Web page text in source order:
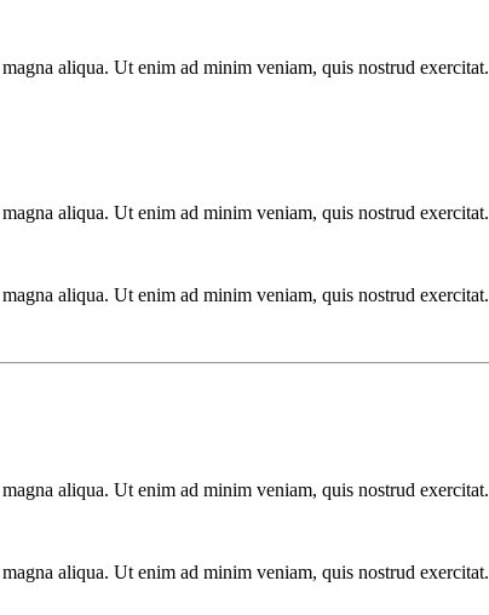
aliqua. Ut enim ad minim veniam, quis nostrud exercitat.
aliqua. Ut enim ad minim veniam, quis nostrud exercitat.
aliqua. Ut enim ad minim veniam, quis nostrud exercitat.
aliqua. Ut enim ad minim veniam, quis nostrud exercitat.
aliqua. Ut enim ad minim veniam, quis nostrud exercitat.